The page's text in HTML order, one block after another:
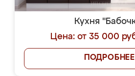
Кухня
Цена: от 35 000
ПОДРОБНЕЕ